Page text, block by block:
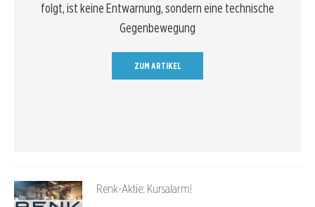
folgt, ist keine Entwarnung, sondern eine technische
Gegenbewegung
ZUM ARTIKEL
Renk-Aktie: Kursalarm!